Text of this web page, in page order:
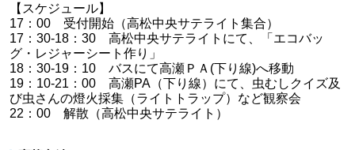
【スケジュール】
17：00 受付開始（高松中央サテライト集合）
17：30-18：30 高松中央サテライトにて、「エコバッ
グ・レジャーシート作り」
18：30-19：10 バスにて高瀬ＰＡ(下り線)へ移動
19：10-21：00 高瀬PA（下り線）にて、虫むしクイズ及
び虫さんの燈火採集（ライトトラップ）など観察会
22：00 解散（高松中央サテライト）